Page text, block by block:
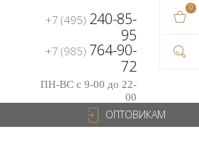
+7 (495) 240-85-
95
+7 (985) 764-90-
72
ПН-ВС с 9-00 до 22-
00
ОПТОВИКАМ
0
В
на